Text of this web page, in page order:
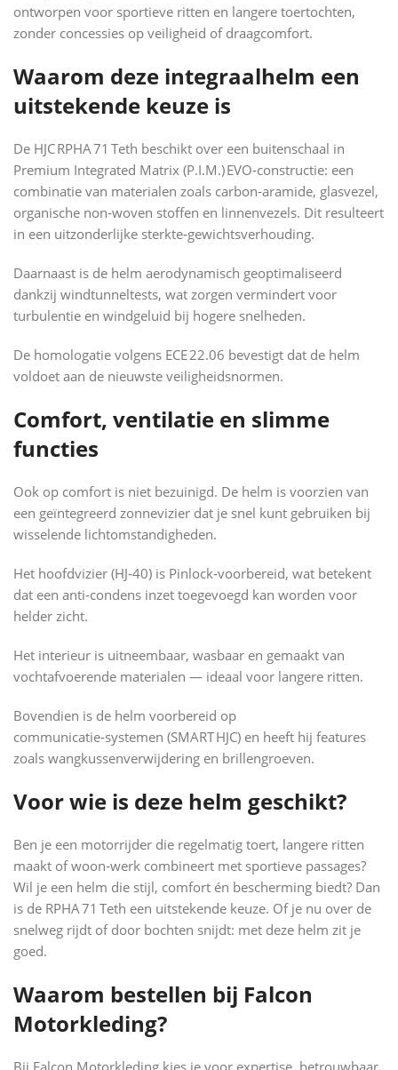
ontworpen voor sportieve ritten en langere toertochten,
zonder concessies op veiligheid of draagcomfort.
Waarom deze integraalhelm een
uitstekende keuze is
De HJC RPHA 71 Teth beschikt over een buitenschaal in
Premium Integrated Matrix (P.I.M.) EVO‑constructie: een
combinatie van materialen zoals carbon‑aramide, glasvezel,
organische non‑woven stoffen en linnenvezels. Dit resulteert
in een uitzonderlijke sterkte‑gewichtsverhouding.
Daarnaast is de helm aerodynamisch geoptimaliseerd
dankzij windtunneltests, wat zorgen vermindert voor
turbulentie en windgeluid bij hogere snelheden.
De homologatie volgens ECE 22.06 bevestigt dat de helm
voldoet aan de nieuwste veiligheidsnormen.
Comfort, ventilatie en slimme
functies
Ook op comfort is niet bezuinigd. De helm is voorzien van
een geïntegreerd zonnevizier dat je snel kunt gebruiken bij
wisselende lichtomstandigheden.
Het hoofdvizier (HJ‑40) is Pinlock‑voorbereid, wat betekent
dat een anti‑condens inzet toegevoegd kan worden voor
helder zicht.
Het interieur is uitneembaar, wasbaar en gemaakt van
vochtafvoerende materialen — ideaal voor langere ritten.
Bovendien is de helm voorbereid op
communicatie‑systemen (SMART HJC) en heeft hij features
zoals wangkussenverwijdering en brillengroeven.
Voor wie is deze helm geschikt?
Ben je een motorrijder die regelmatig toert, langere ritten
maakt of woon‑werk combineert met sportieve passages?
Wil je een helm die stijl, comfort én bescherming biedt? Dan
is de RPHA 71 Teth een uitstekende keuze. Of je nu over de
snelweg rijdt of door bochten snijdt: met deze helm zit je
goed.
Waarom bestellen bij Falcon
Motorkleding?
Bij Falcon Motorkleding kies je voor expertise, betrouwbaar